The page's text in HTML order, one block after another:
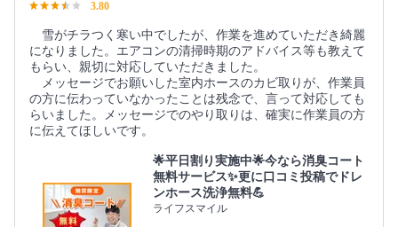
3.80
雪がチラつく寒い中でしたが、作業を進めていただき綺麗
になりました。エアコンの清掃時期のアドバイス等も教えて
もらい、親切に対応していただきました。
メッセージでお願いした室内ホースのカビ取りが、作業員
の方に伝わっていなかったことは残念で、言って対応しても
らいました。メッセージでのやり取りは、確実に作業員の方
に伝えてほしいです。
🌟平日割り実施中🌟今なら消臭コート
無料サービス✨更に口コミ投稿でドレ
ンホース洗浄無料💪
ライフスマイル